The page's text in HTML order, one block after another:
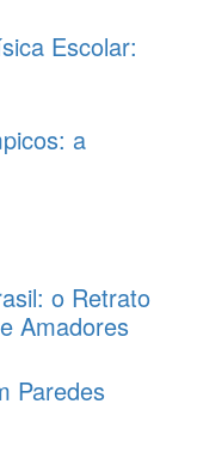
Escolar:
a
o Retrato
Amadores
Paredes